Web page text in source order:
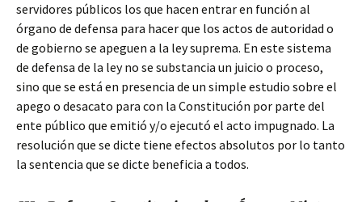
servidores públicos los que hacen entrar en función al
órgano de defensa para hacer que los actos de autoridad o
de gobierno se apeguen a la ley suprema. En este sistema
de defensa de la ley no se substancia un juicio o proceso,
sino que se está en presencia de un simple estudio sobre el
apego o desacato para con la Constitución por parte del
ente público que emitió y/o ejecutó el acto impugnado. La
resolución que se dicte tiene efectos absolutos por lo tanto
la sentencia que se dicte beneficia a todos.